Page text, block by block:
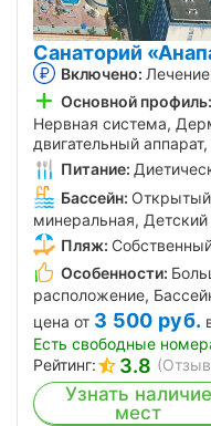
Санаторий
Включено:
Основной профиль:
Нервная система,
двигательный
Питание:
Бассейн:
минеральная, Детский
Пляж:
Особенности:
расположение,
цена от 3 500 руб.
Есть свободные
Рейтинг:
3.8
Узнать наличие
мест